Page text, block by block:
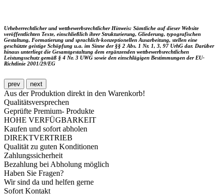
Urheberrechtlicher und wettbewerbsrechtlicher Hinweis: Sämtliche auf dieser Website
veröffentlichten Texte, einschließlich ihrer Strukturierung, Gliederung, typografischen
Gestaltung, Formatierung und sprachlich-konzeptionellen Ausarbeitung, stellen eine
geschützte geistige Schöpfung u.a. im Sinne der §§ 2 Abs. 1 Nr. 1, 3, 97 UrhG dar. Darüber
hinaus unterliegt die Gesamtgestaltung dem ergänzenden wettbewerbsrechtlichen
Leistungsschutz gemäß § 4 Nr. 3 UWG sowie den einschlägigen Bestimmungen der EU-
Richtlinie 2001/29/EG
prev next
Aus der Produktion direkt in den Warenkorb!
Qualitätsversprechen
Geprüfte Premium- Produkte
HOHE VERFÜGBARKEIT
Kaufen und sofort abholen
DIREKTVERTRIEB
Qualität zu guten Konditionen
Zahlungssicherheit
Bezahlung bei Abholung möglich
Haben Sie Fragen?
Wir sind da und helfen gerne
Sofort Kontakt